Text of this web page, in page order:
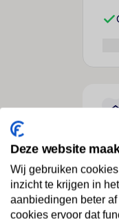
Deze website
Wij gebruiken
inzicht te krijgen in
aanbiedingen beter
cookies ervoor dat